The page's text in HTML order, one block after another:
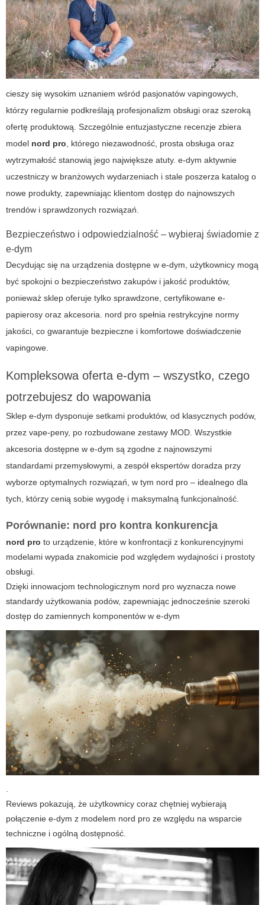
cieszy się wysokim uznaniem wśród pasjonatów vapingowych,
którzy regularnie podkreślają profesjonalizm obsługi oraz szeroką
ofertę produktową. Szczególnie entuzjastyczne recenzje zbiera
model nord pro, którego niezawodność, prosta obsługa oraz
wytrzymałość stanowią jego największe atuty. e-dym aktywnie
uczestniczy w branżowych wydarzeniach i stale poszerza katalog o
nowe produkty, zapewniając klientom dostęp do najnowszych
trendów i sprawdzonych rozwiązań.
Bezpieczeństwo i odpowiedzialność – wybieraj świadomie z
e-dym
Decydując się na urządzenia dostępne w e-dym, użytkownicy mogą
być spokojni o bezpieczeństwo zakupów i jakość produktów,
ponieważ sklep oferuje tylko sprawdzone, certyfikowane e-
papierosy oraz akcesoria. nord pro spełnia restrykcyjne normy
jakości, co gwarantuje bezpieczne i komfortowe doświadczenie
vapingowe.
Kompleksowa oferta e-dym – wszystko, czego
potrzebujesz do wapowania
Sklep e-dym dysponuje setkami produktów, od klasycznych podów,
przez vape-peny, po rozbudowane zestawy MOD. Wszystkie
akcesoria dostępne w e-dym są zgodne z najnowszymi
standardami przemysłowymi, a zespół ekspertów doradza przy
wyborze optymalnych rozwiązań, w tym nord pro – idealnego dla
tych, którzy cenią sobie wygodę i maksymalną funkcjonalność.
Porównanie: nord pro kontra konkurencja
nord pro to urządzenie, które w konfrontacji z konkurencyjnymi
modelami wypada znakomicie pod względem wydajności i prostoty
obsługi.
Dzięki innowacjom technologicznym nord pro wyznacza nowe
standardy użytkowania podów, zapewniając jednocześnie szeroki
dostęp do zamiennych komponentów w e-dym
Reviews pokazują, że użytkownicy coraz chętniej wybierają
połączenie e-dym z modelem nord pro ze względu na wsparcie
techniczne i ogólną dostępność.